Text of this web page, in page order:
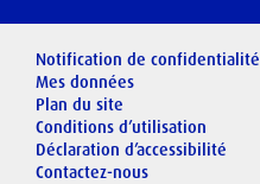
Notification de confidentialité
Mes données
Plan du site
Conditions d’utilisation
Déclaration d’accessibilité
Contactez-nous